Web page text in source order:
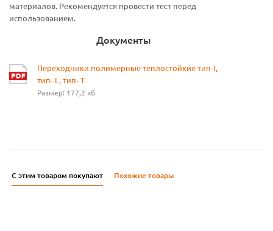
материалов. Рекомендуется провести тест перед
использованием.
Документы
Переходники полимерные теплостойкие тип-I,
тип- L, тип- T
Размер: 177,2 кб
С этим товаром покупают Похожие товары